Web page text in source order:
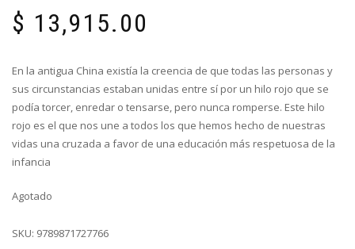
$ 13,915.00
En la antigua China existía la creencia de que todas las personas y
sus circunstancias estaban unidas entre sí por un hilo rojo que se
podía torcer, enredar o tensarse, pero nunca romperse. Este hilo
rojo es el que nos une a todos los que hemos hecho de nuestras
vidas una cruzada a favor de una educación más respetuosa de la
infancia
Agotado
SKU: 9789871727766